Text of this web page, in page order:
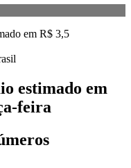
estimado em
feira